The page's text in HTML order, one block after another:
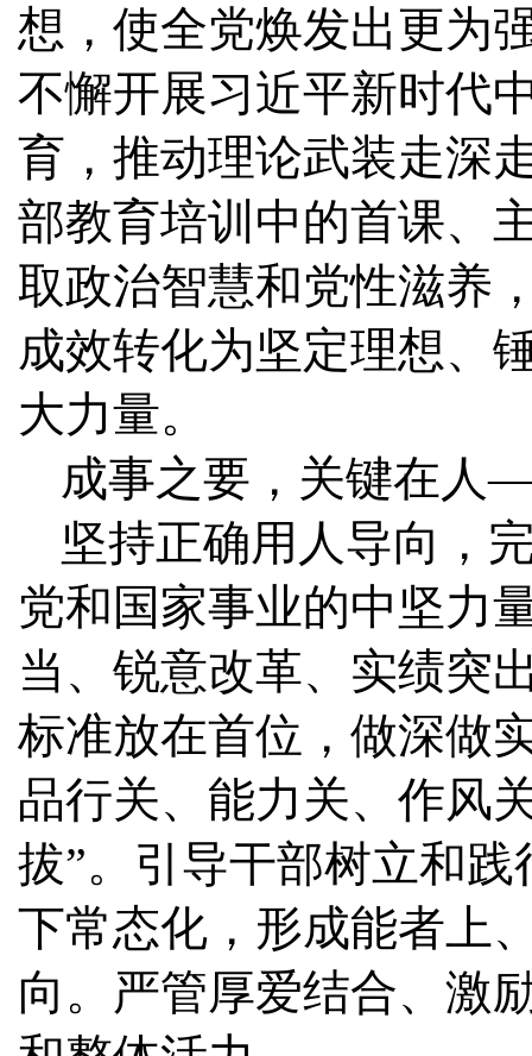
想，使全党焕发出更为
不懈开展习近平新时代
育，推动理论武装走深
部教育培训中的首课、
取政治智慧和党性滋养
成效转化为坚定理想、
大力量。
成事之要，关键在
坚持正确用人导向，
党和国家事业的中坚力
当、锐意改革、实绩突
标准放在首位，做深做
品行关、能力关、作风
拔”。引导干部树立和
下常态化，形成能者上
向。严管厚爱结合、激